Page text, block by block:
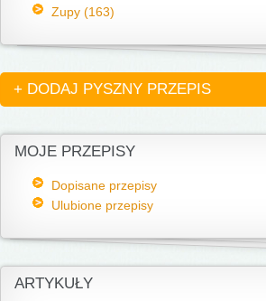
Zupy (163)
+ DODAJ PYSZNY PRZEPIS
MOJE PRZEPISY
Dopisane przepisy
Ulubione przepisy
ARTYKUŁY